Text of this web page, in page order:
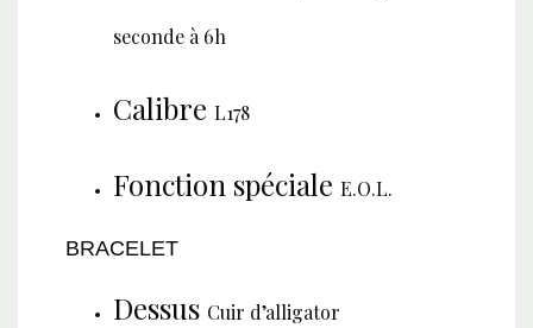
seconde à 6h
Calibre L178
Fonction spéciale E.O.L.
BRACELET
Dessus Cuir d’alligator